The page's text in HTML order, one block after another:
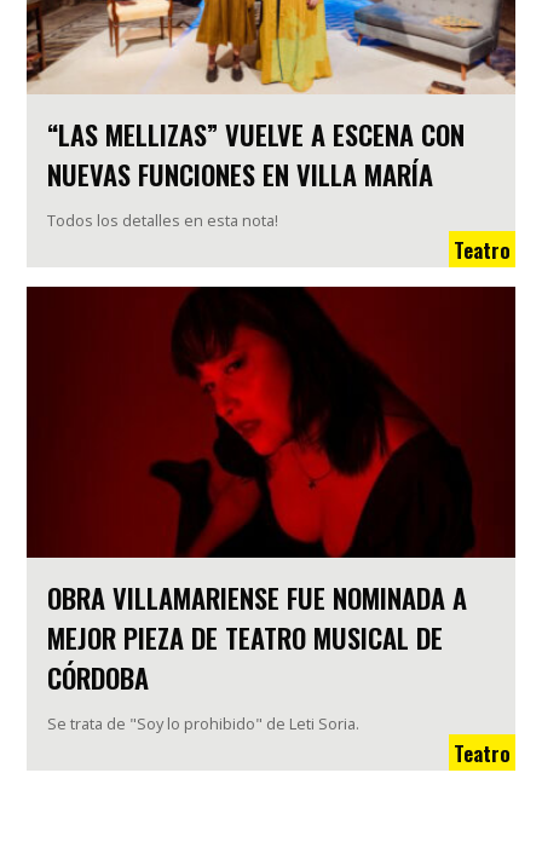
“LAS MELLIZAS” VUELVE A ESCENA CON
NUEVAS FUNCIONES EN VILLA MARÍA
Todos los detalles en esta nota!
Teatro
OBRA VILLAMARIENSE FUE NOMINADA A
MEJOR PIEZA DE TEATRO MUSICAL DE
CÓRDOBA
Se trata de "Soy lo prohibido" de Leti Soria.
Teatro